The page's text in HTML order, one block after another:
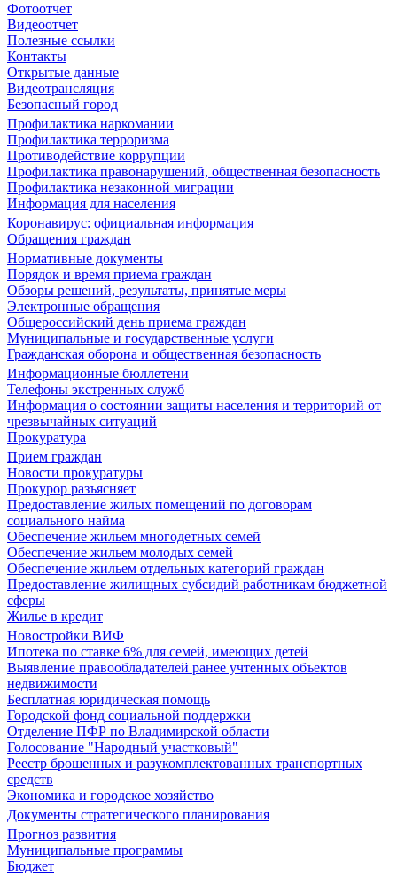
Фотоотчет
Видеоотчет
Полезные ссылки
Контакты
Открытые данные
Видеотрансляция
Безопасный город
Профилактика наркомании
Профилактика терроризма
Противодействие коррупции
Профилактика правонарушений, общественная безопасность
Профилактика незаконной миграции
Информация для населения
Коронавирус: официальная информация
Обращения граждан
Нормативные документы
Порядок и время приема граждан
Обзоры решений, результаты, принятые меры
Электронные обращения
Общероссийский день приема граждан
Муниципальные и государственные услуги
Гражданская оборона и общественная безопасность
Информационные бюллетени
Телефоны экстренных служб
Информация о состоянии защиты населения и территорий от
чрезвычайных ситуаций
Прокуратура
Прием граждан
Новости прокуратуры
Прокурор разъясняет
Предоставление жилых помещений по договорам
социального найма
Обеспечение жильем многодетных семей
Обеспечение жильем молодых семей
Обеспечение жильем отдельных категорий граждан
Предоставление жилищных субсидий работникам бюджетной
сферы
Жилье в кредит
Новостройки ВИФ
Ипотека по ставке 6% для семей, имеющих детей
Выявление правообладателей ранее учтенных объектов
недвижимости
Бесплатная юридическая помощь
Городской фонд социальной поддержки
Отделение ПФР по Владимирской области
Голосование "Народный участковый"
Реестр брошенных и разукомплектованных транспортных
средств
Экономика и городское хозяйство
Документы стратегического планирования
Прогноз развития
Муниципальные программы
Бюджет